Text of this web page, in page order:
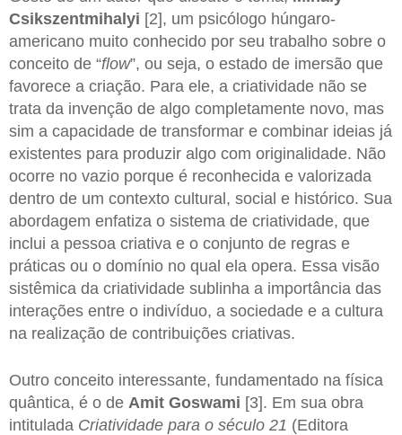
Csikszentmihalyi [2], um psicólogo húngaro-
americano muito conhecido por seu trabalho sobre o
conceito de “flow”, ou seja, o estado de imersão que
favorece a criação. Para ele, a criatividade não se
trata da invenção de algo completamente novo, mas
sim a capacidade de transformar e combinar ideias já
existentes para produzir algo com originalidade. Não
ocorre no vazio porque é reconhecida e valorizada
dentro de um contexto cultural, social e histórico. Sua
abordagem enfatiza o sistema de criatividade, que
inclui a pessoa criativa e o conjunto de regras e
práticas ou o domínio no qual ela opera. Essa visão
sistêmica da criatividade sublinha a importância das
interações entre o indivíduo, a sociedade e a cultura
na realização de contribuições criativas.
Outro conceito interessante, fundamentado na física
quântica, é o de Amit Goswami [3]. Em sua obra
intitulada Criatividade para o século 21 (Editora